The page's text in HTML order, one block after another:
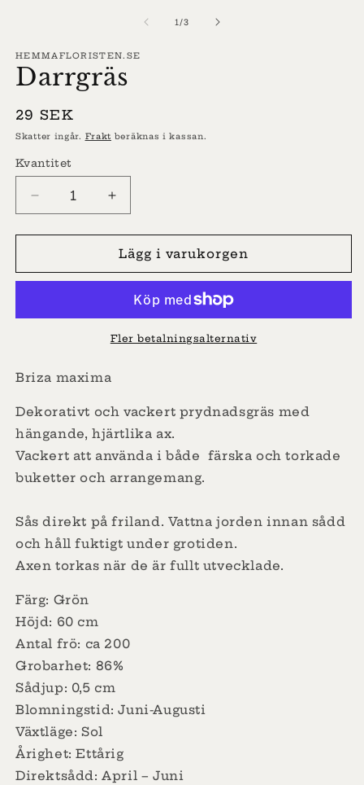
1/av
3
HEMMAFLORISTEN.SE
Darrgräs
Ordinarie
pris
29 SEK
Skatter ingår. Frakt beräknas i kassan.
Kvantitet
Minska
kvantitet
för
Öka
kvantitet
för
Darrgräs
Lägg i varukorgen
Fler betalningsalternativ
Briza maxima
Dekorativt och vackert prydnadsgräs med
hängande, hjärtlika ax.
Vackert att använda i både färska och torkade
buketter och arrangemang.
Sås direkt på friland. Vattna jorden innan sådd
och håll fuktigt under grotiden.
Axen torkas när de är fullt utvecklade.
Färg: Grön
Höjd: 60 cm
Antal frö: ca 200
Grobarhet: 86%
Sådjup: 0,5 cm
Blomningstid: Juni-Augusti
Växtläge: Sol
Årighet: Ettårig
Direktsådd: April – Juni